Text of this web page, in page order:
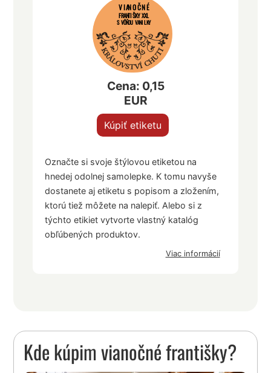
VIANOČNÉ
FRANTIŠKY XXL
S VÔŇOU VANILKY
Cena: 0,15
EUR
Kúpiť etiketu
Označte si svoje štýlovou etiketou na
hnedej odolnej samolepke. K tomu navyše
dostanete aj etiketu s popisom a zložením,
ktorú tiež môžete na nalepiť. Alebo si z
týchto etikiet vytvorte vlastný katalóg
obľúbených produktov.
Viac informácií
Kde kúpim vianočné františky?